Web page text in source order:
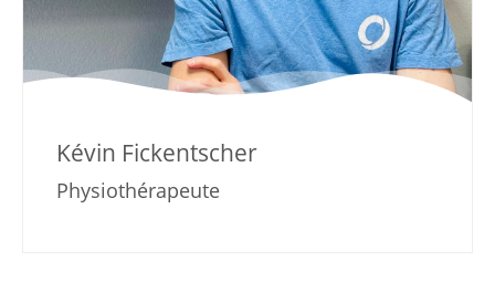
Kévin Fickentscher
Physiothérapeute